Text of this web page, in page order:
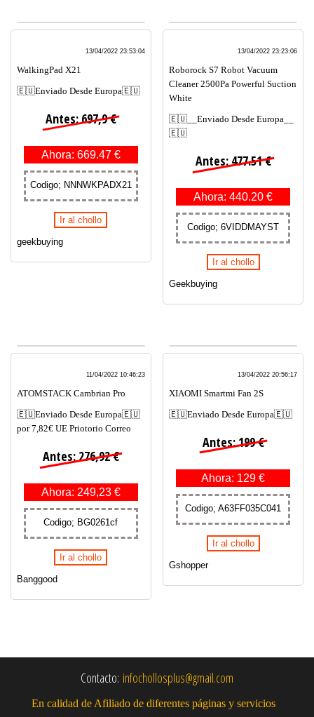
13/04/2022 23:53:04
WalkingPad X21
🇪🇺Enviado Desde Europa🇪🇺
Antes: 697,9 €
Ahora: 669.47 €
Codigo; NNNWKPADX21
Ir al chollo
geekbuying
13/04/2022 23:23:06
Roborock S7 Robot Vacuum
Cleaner 2500Pa Powerful Suction
White
🇪🇺__Enviado Desde Europa__
🇪🇺
Antes: 477.51 €
Ahora: 440.20 €
Codigo; 6VIDDMAYST
Ir al chollo
Geekbuying
11/04/2022 10:46:23
ATOMSTACK Cambrian Pro
🇪🇺Enviado Desde Europa🇪🇺
por 7,82€ UE Priotorio Correo
Antes: 276,92 €
Ahora: 249,23 €
Codigo; BG0261cf
Ir al chollo
Banggood
13/04/2022 20:56:17
XIAOMI Smartmi Fan 2S
🇪🇺Enviado Desde Europa🇪🇺
Antes: 199 €
Ahora: 129 €
Codigo; A63FF035C041
Ir al chollo
Gshopper
Contacto: infochollosplus@gmail.com
En calidad de Afiliado de diferentes páginas y servicios